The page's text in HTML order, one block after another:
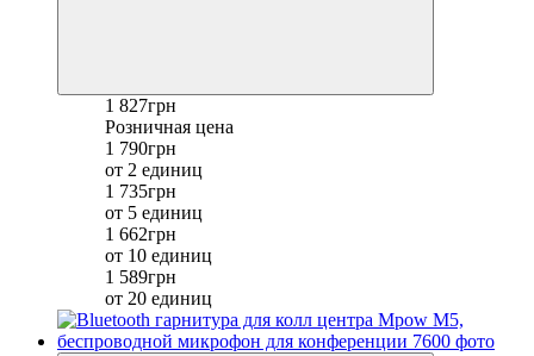
1 827грн
Розничная цена
1 790грн
от 2 единиц
1 735грн
от 5 единиц
1 662грн
от 10 единиц
1 589грн
от 20 единиц